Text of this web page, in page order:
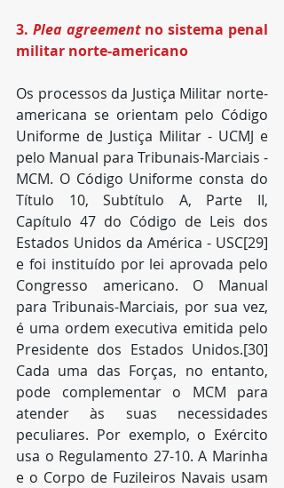
3. Plea agreement no sistema penal
militar norte-americano
Os processos da Justiça Militar norte-
americana se orientam pelo Código
Uniforme de Justiça Militar - UCMJ e
pelo Manual para Tribunais-Marciais -
MCM. O Código Uniforme consta do
Título 10, Subtítulo A, Parte II,
Capítulo 47 do Código de Leis dos
Estados Unidos da América - USC[29]
e foi instituído por lei aprovada pelo
Congresso americano. O Manual
para Tribunais-Marciais, por sua vez,
é uma ordem executiva emitida pelo
Presidente dos Estados Unidos.[30]
Cada uma das Forças, no entanto,
pode complementar o MCM para
atender às suas necessidades
peculiares. Por exemplo, o Exército
usa o Regulamento 27-10. A Marinha
e o Corpo de Fuzileiros Navais usam